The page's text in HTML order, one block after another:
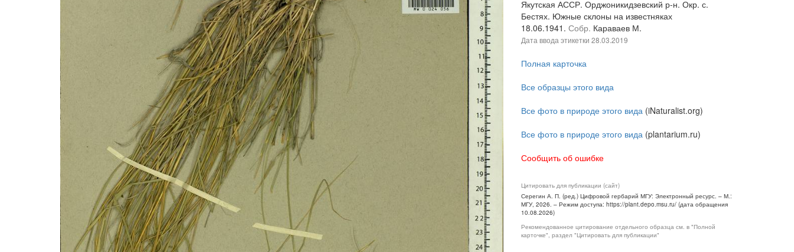
Якутская АССР. Орджоникидзевский р-н. Окр. с.
Бестях. Южные склоны на известняках
18.06.1941. Собр. Караваев М.
Дата ввода этикетки 28.03.2019
Полная карточка
Все образцы этого вида
Все фото в природе этого вида (iNaturalist.org)
Все фото в природе этого вида (plantarium.ru)
Сообщить об ошибке
Цитировать для публикации (сайт)
Серегин А. П. (ред.) Цифровой гербарий МГУ: Электронный ресурс. – М.:
МГУ, 2026. – Режим доступа: https://plant.depo.msu.ru/ (дата обращения
10.08.2026)
Рекомендованное цитирование отдельного образца см. в "Полной
карточке", раздел "Цитировать для публикации"